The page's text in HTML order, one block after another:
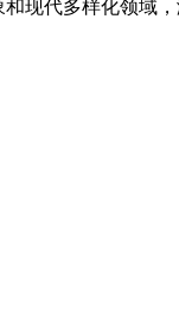
现代多样化领域，